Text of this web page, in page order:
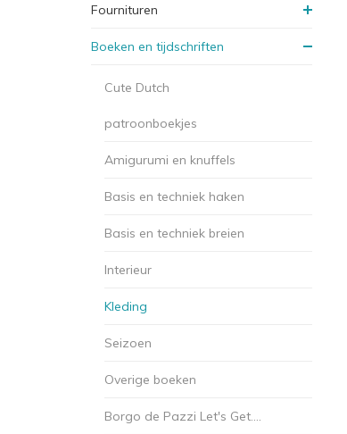
Fournituren
Boeken en tijdschriften
Cute Dutch
patroonboekjes
Amigurumi en knuffels
Basis en techniek haken
Basis en techniek breien
Interieur
Kleding
Seizoen
Overige boeken
Borgo de Pazzi Let's Get....